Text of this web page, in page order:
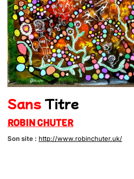
Sans Titre
ROBIN CHUTER
Son site : http://www.robinchuter.uk/